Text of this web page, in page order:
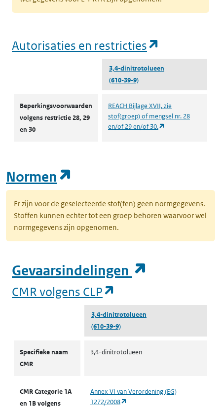
Autorisaties en restricties
3,4-dinitrotolueen
(610-39-9)
Beperkingsvoorwaarden
volgens restrictie 28, 29
en 30
REACH Bijlage XVII, zie
stof(groep) of mengsel nr. 28
en/of 29 en/of 30.
Normen
Er zijn voor de geselecteerde stof(fen) geen normgegevens.
Stoffen kunnen echter tot een groep behoren waarvoor wel
normgegevens zijn opgenomen.
Gevaarsindelingen
CMR volgens CLP
3,4-dinitrotolueen
(610-39-9)
Specifieke naam
CMR
3,4-dinitrotolueen
CMR Categorie 1A
en 1B volgens
Annex VI van Verordening (EG)
1272/2008